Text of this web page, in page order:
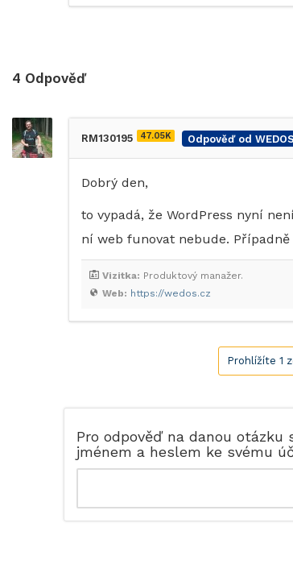
4 Odpověď
RM130195 47.05K Odpověď od
Dobrý den,
to vypadá, že WordPress nyní
ní web funovat nebude.
Web: https://wedos.cz
Vizitka: Produktový manažer.
Prohlížíte 1
Pro odpověď na danou
jménem a heslem ke svému